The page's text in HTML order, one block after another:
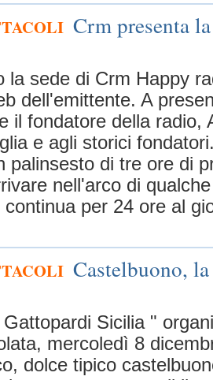
Crm presenta
la sede di Crm Happy
dell'emittente. A
il fondatore della radio,
e agli storici
palinsesto di tre ore di
nell'arco di
per 24 ore al
Castelbuono,
Gattopardi Sicilia "
mercoledì 8
dolce tipico